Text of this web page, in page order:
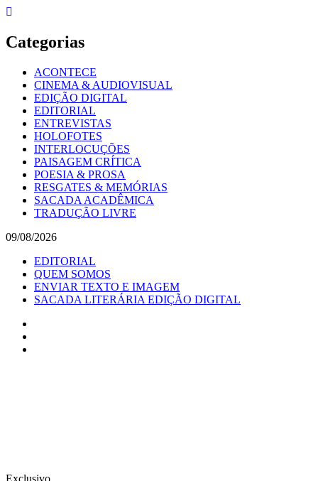
Skip
content
Categorias
ACONTECE
CINEMA & AUDIOVISUAL
EDIÇÃO DIGITAL
EDITORIAL
ENTREVISTAS
HOLOFOTES
INTERLOCUÇÕES
PAISAGEM CRÍTICA
POESIA & PROSA
RESGATES & MEMÓRIAS
SACADA ACADÊMICA
TRADUÇÃO LIVRE
09/08/2026
EDITORIAL
QUEM SOMOS
ENVIAR TEXTO E IMAGEM
SACADA LITERÁRIA EDIÇÃO DIGITAL
Exclusivo